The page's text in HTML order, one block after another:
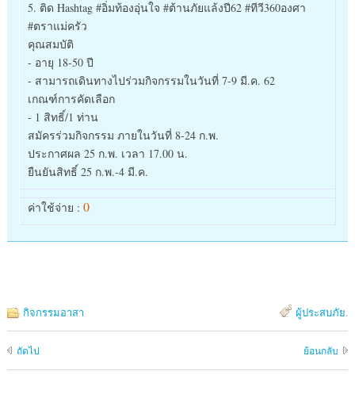
5. ติด Hashtag #อิ่มท้องอุ่นใจ #ต้านภัยแล้งปี62 #ทีวี360องศา
#ตราแม่ครัว
คุณสมบัติ
- อายุ 18-50 ปี
- สามารถเดินทางไปร่วมกิจกรรมในวันที่ 7-9 มี.ค. 62
เกณฑ์การคัดเลือก
- 1 สิทธิ์/1 ท่าน
สมัครร่วมกิจกรรม ภายในวันที่ 8-24 ก.พ.
ประกาศผล 25 ก.พ. เวลา 17.00 น.
ยืนยันสิทธิ์ 25 ก.พ.-4 มี.ค.
ค่าใช้จ่าย : 0
กิจกรรมอาสา ผู้ประสบภัย.
ถัดไป ย้อนกลับ